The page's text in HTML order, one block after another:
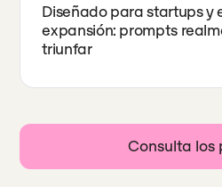
Diseñado para startups y
expansión: prompts
triunfar
Consulta los